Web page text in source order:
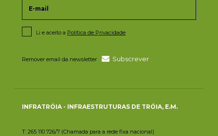
Li e aceito a Política de Privacidade
Remover email da newsletter Subscrever
INFRATRÓIA - INFRAESTRUTURAS DE TRÓIA, E.M.
T: 265 110 726/7 (Chamada para a rede fixa nacional)